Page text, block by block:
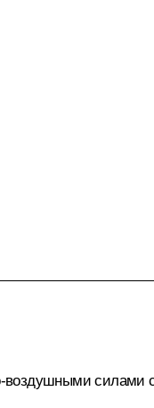
воздушными силами